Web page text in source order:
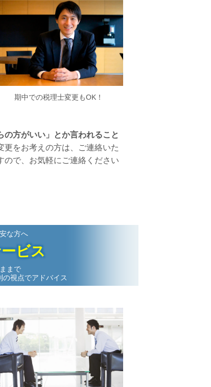
期中での税理士変更もOK！
の方がいい」とか言われること
更をお考えの方は、ご連絡いた
ので、お気軽にご連絡ください
な方へ
ビス
まで
視点でアドバイス